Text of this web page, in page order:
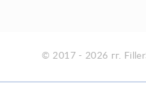
© 2017 - 2026 гг.